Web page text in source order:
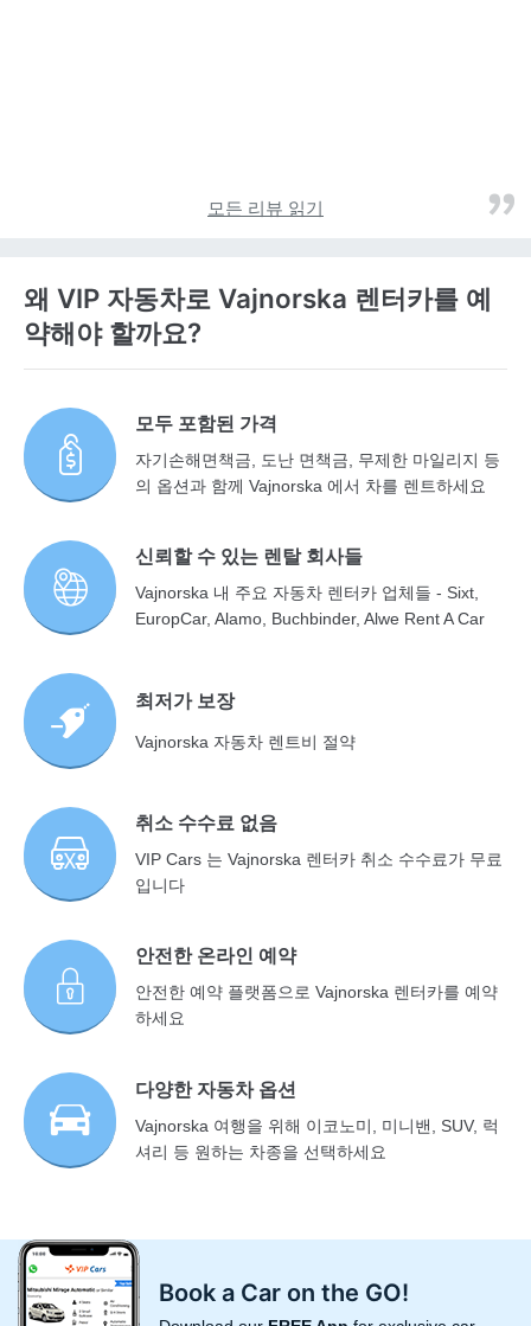
모든 리뷰 읽기
왜 VIP 자동차로 Vajnorska 렌터카를 예
약해야 할까요?
모두 포함된 가격
자기손해면책금, 도난 면책금, 무제한 마일리지 등
의 옵션과 함께 Vajnorska 에서 차를 렌트하세요
신뢰할 수 있는 렌탈 회사들
Vajnorska 내 주요 자동차 렌터카 업체들 - Sixt,
EuropCar, Alamo, Buchbinder, Alwe Rent A Car
최저가 보장
Vajnorska 자동차 렌트비 절약
취소 수수료 없음
VIP Cars 는 Vajnorska 렌터카 취소 수수료가 무료
입니다
안전한 온라인 예약
안전한 예약 플랫폼으로 Vajnorska 렌터카를 예약
하세요
다양한 자동차 옵션
Vajnorska 여행을 위해 이코노미, 미니밴, SUV, 럭
셔리 등 원하는 차종을 선택하세요
Book a Car on the GO!